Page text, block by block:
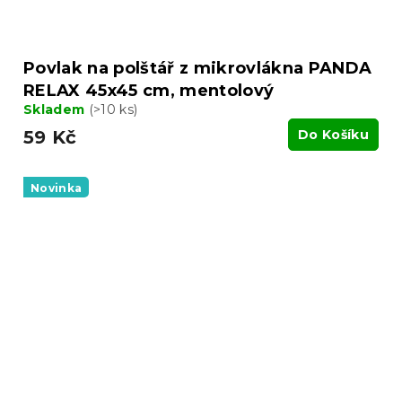
Povlak na polštář z mikrovlákna PANDA
RELAX 45x45 cm, mentolový
Skladem (>10 ks)
59 Kč Do Košíku
Novinka